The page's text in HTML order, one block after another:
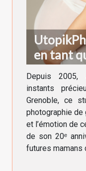
en tant
Depuis 2005,
instants
Grenoble, ce
photographie de
et l’émotion de
de son 20ᵉ
futures mamans